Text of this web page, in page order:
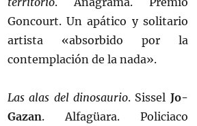
Goncourt. Un apático y solitario
artista «absorbido por la
contemplación de la nada».
Las alas del dinosaurio. Sissel Jo-
Gazan. Alfagüara. Policiaco